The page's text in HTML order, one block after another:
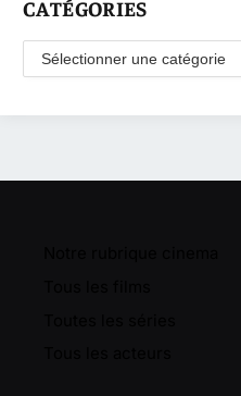
CATÉGORIES
Catégories